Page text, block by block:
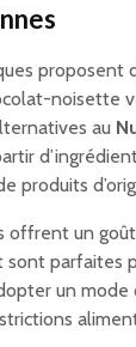
proposent
noisette
au
produits
offrent un
parfaites
un